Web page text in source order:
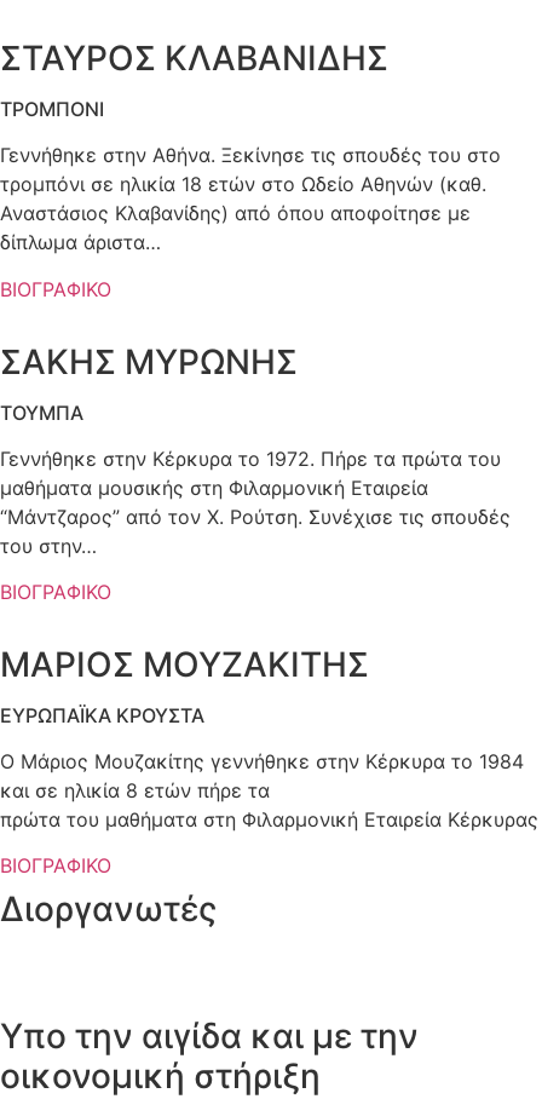
ΣΤΑΥΡΟΣ ΚΛΑΒΑΝΙΔΗΣ
ΤΡΟΜΠΟΝΙ
Γεννήθηκε στην Αθήνα. Ξεκίνησε τις σπουδές του στο
τρομπόνι σε ηλικία 18 ετών στο Ωδείο Αθηνών (καθ.
Αναστάσιος Κλαβανίδης) από όπου αποφοίτησε με
δίπλωμα άριστα…
ΒΙΟΓΡΑΦΙΚΟ
ΣΑΚΗΣ ΜΥΡΩΝΗΣ
ΤΟΥΜΠΑ
Γεννήθηκε στην Κέρκυρα το 1972. Πήρε τα πρώτα του
μαθήματα μουσικής στη Φιλαρμονική Εταιρεία
“Μάντζαρος” από τον Χ. Ρούτση. Συνέχισε τις σπουδές
του στην…
ΒΙΟΓΡΑΦΙΚΟ
ΜΑΡΙΟΣ ΜΟΥΖΑΚΙΤΗΣ
ΕΥΡΩΠΑΪΚΑ ΚΡΟΥΣΤΑ
Ο Μάριος Μουζακίτης γεννήθηκε στην Κέρκυρα το 1984
και σε ηλικία 8 ετών πήρε τα
πρώτα του μαθήματα στη Φιλαρμονική Εταιρεία Κέρκυρας
ΒΙΟΓΡΑΦΙΚΟ
Διοργανωτές
Υπο την αιγίδα και με την
οικονομική στήριξη